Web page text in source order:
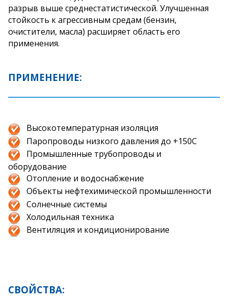
разрыв выше среднестатистической. Улучшенная
стойкость к агрессивным средам (бензин,
очистители, масла) расширяет область его
применения.
ПРИМЕНЕНИЕ:
Высокотемпературная изоляция
Паропроводы низкого давления до +150С
Промышленные трубопроводы и
оборудование
Отопление и водоснабжение
Объекты нефтехимической промышленности
Солнечные системы
Холодильная техника
Вентиляция и кондиционирование
СВОЙСТВА: